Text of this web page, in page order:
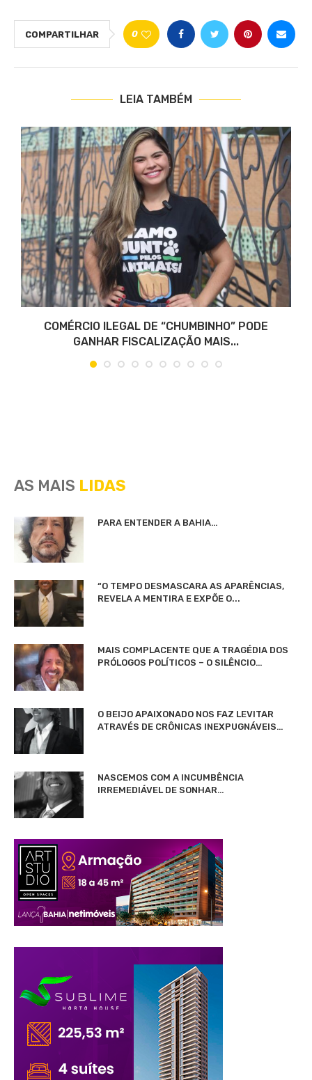
COMPARTILHAR 0
LEIA TAMBÉM
COMÉRCIO ILEGAL DE “CHUMBINHO” PODE
GANHAR FISCALIZAÇÃO MAIS...
AS MAIS LIDAS
PARA ENTENDER A BAHIA…
“O TEMPO DESMASCARA AS APARÊNCIAS,
REVELA A MENTIRA E EXPÕE O...
MAIS COMPLACENTE QUE A TRAGÉDIA DOS
PRÓLOGOS POLÍTICOS – O SILÊNCIO…
O BEIJO APAIXONADO NOS FAZ LEVITAR
ATRAVÉS DE CRÔNICAS INEXPUGNÁVEIS…
NASCEMOS COM A INCUMBÊNCIA
IRREMEDIÁVEL DE SONHAR…